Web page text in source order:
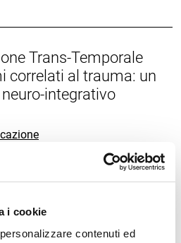
i cookie
contenuti ed
Trans-Temporale
correlati al trauma: un
integrativo
per completare
paura correlata al